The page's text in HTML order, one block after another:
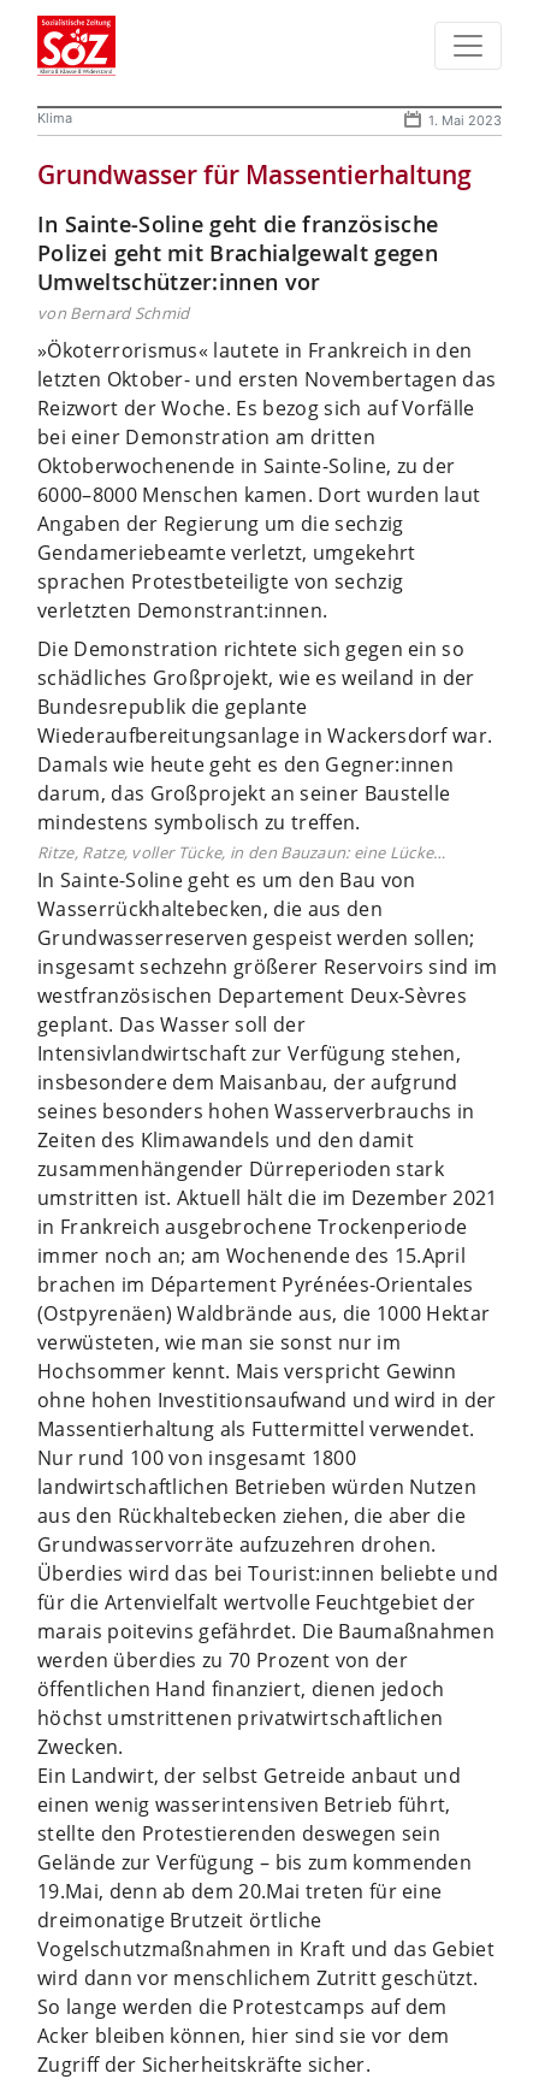
Klima 1. Mai 2023
Grundwasser für Massentierhaltung
In Sainte-Soline geht die französische
Polizei geht mit Brachialgewalt gegen
Umweltschützer:innen vor
von Bernard Schmid
»Ökoterrorismus« lautete in Frankreich in den
letzten Oktober- und ersten Novembertagen das
Reizwort der Woche. Es bezog sich auf Vorfälle
bei einer Demonstration am dritten
Oktoberwochenende in Sainte-Soline, zu der
6000–8000 Menschen kamen. Dort wurden laut
Angaben der Regierung um die sechzig
Gendameriebeamte verletzt, umgekehrt
sprachen Protestbeteiligte von sechzig
verletzten Demonstrant:innen.
Die Demonstration richtete sich gegen ein so
schädliches Großprojekt, wie es weiland in der
Bundesrepublik die geplante
Wiederaufbereitungsanlage in Wackersdorf war.
Damals wie heute geht es den Gegner:innen
darum, das Großprojekt an seiner Baustelle
mindestens symbolisch zu treffen.
Ritze, Ratze, voller Tücke, in den Bauzaun: eine Lücke…
In Sainte-Soline geht es um den Bau von
Wasserrückhaltebecken, die aus den
Grundwasserreserven gespeist werden sollen;
insgesamt sechzehn größerer Reservoirs sind im
westfranzösischen Departement Deux-Sèvres
geplant. Das Wasser soll der
Intensivlandwirtschaft zur Verfügung stehen,
insbesondere dem Maisanbau, der aufgrund
seines besonders hohen Wasserverbrauchs in
Zeiten des Klimawandels und den damit
zusammenhängender Dürreperioden stark
umstritten ist. Aktuell hält die im Dezember 2021
in Frankreich ausgebrochene Trockenperiode
immer noch an; am Wochenende des 15.April
brachen im Département Pyrénées-Orientales
(Ostpyrenäen) Waldbrände aus, die 1000 Hektar
verwüsteten, wie man sie sonst nur im
Hochsommer kennt. Mais verspricht Gewinn
ohne hohen Investitionsaufwand und wird in der
Massentierhaltung als Futtermittel verwendet.
Nur rund 100 von insgesamt 1800
landwirtschaftlichen Betrieben würden Nutzen
aus den Rückhaltebecken ziehen, die aber die
Grundwasservorräte aufzuzehren drohen.
Überdies wird das bei Tourist:innen beliebte und
für die Artenvielfalt wertvolle Feuchtgebiet der
marais poitevins gefährdet. Die Baumaßnahmen
werden überdies zu 70 Prozent von der
öffentlichen Hand finanziert, dienen jedoch
höchst umstrittenen privatwirtschaftlichen
Zwecken.
Ein Landwirt, der selbst Getreide anbaut und
einen wenig wasserintensiven Betrieb führt,
stellte den Protestierenden deswegen sein
Gelände zur Verfügung – bis zum kommenden
19.Mai, denn ab dem 20.Mai treten für eine
dreimonatige Brutzeit örtliche
Vogelschutzmaßnahmen in Kraft und das Gebiet
wird dann vor menschlichem Zutritt geschützt.
So lange werden die Protestcamps auf dem
Acker bleiben können, hier sind sie vor dem
Zugriff der Sicherheitskräfte sicher.